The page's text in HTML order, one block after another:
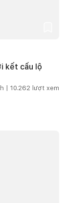
kết cấu lộ
| 10.262 lượt xem